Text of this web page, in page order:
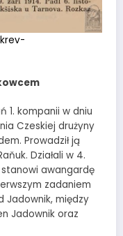
1. kompanii w dniu
Czeskiej drużyny
Prowadził ją
Działali w 4.
stanowi awangardę
zadaniem
Jadownik, między
Jadownik oraz